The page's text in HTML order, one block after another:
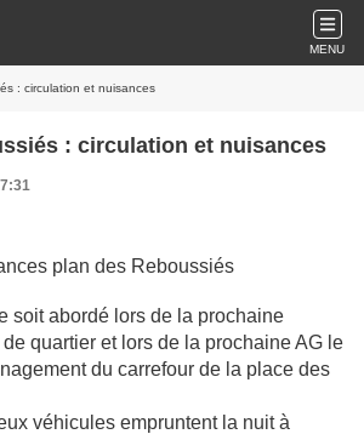
MENU
: circulation et nuisances
: circulation et nuisances
plan des Reboussiés
soit abordé lors de la prochaine
quartier et lors de la prochaine AG le
du carrefour de la place des
véhicules empruntent la nuit à